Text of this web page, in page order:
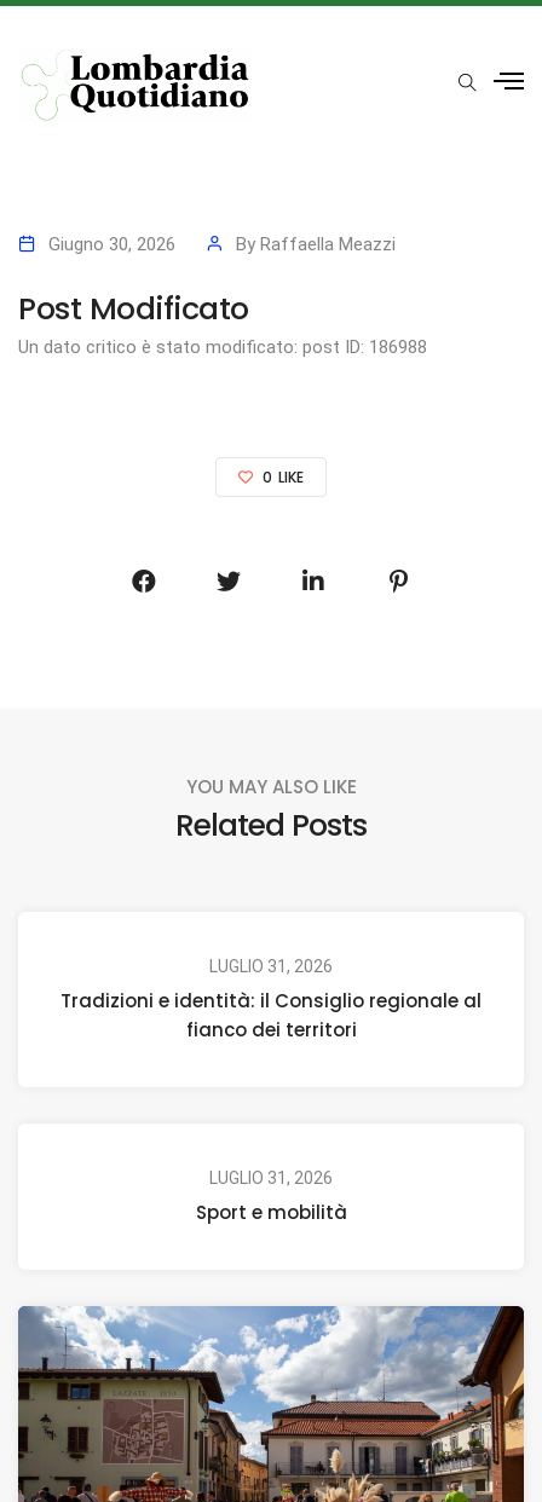
Giugno 30, 2026 By Raffaella Meazzi
Post Modificato
Un dato critico è stato modificato: post ID: 186988
0 LIKE
YOU MAY ALSO LIKE
Related Posts
LUGLIO 31, 2026
Tradizioni e identità: il Consiglio regionale al
fianco dei territori
LUGLIO 31, 2026
Sport e mobilità